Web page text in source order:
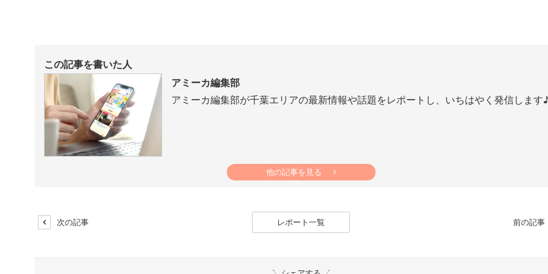
この記事を書いた人
アミーカ編集部
アミーカ編集部が千葉エリアの最新情報や話題をレポートし、いちはやく発信します
他の記事を見る
次の記事 レポート一覧 前の記